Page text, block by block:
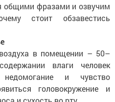
общими фразами и озвучим
стоит обзавестись
в помещении – 50–
влаги человек
и чувство
головокружение и